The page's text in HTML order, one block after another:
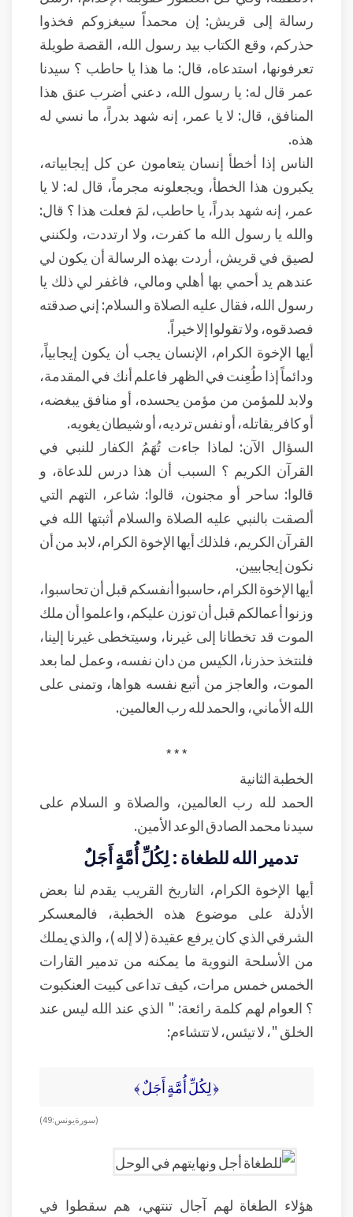
رسالة إلى قريش: إن محمداً سيغزوكم فخذوا
حذركم، وقع الكتاب بيد رسول الله، القصة طويلة
تعرفونها، استدعاه، قال: ما هذا يا حاطب ؟ سيدنا
عمر قال له: يا رسول الله، دعني أضرب عنق هذا
المنافق، قال: لا يا عمر، إنه شهد بدراً، ما نسي له
هذه.
الناس إذا أخطأ إنسان يتعامون عن كل إيجابياته،
يكبرون هذا الخطأ، ويجعلونه مجرماً، قال له: لا يا
عمر، إنه شهد بدراً، يا حاطب، لمَ فعلت هذا ؟ قال:
والله يا رسول الله ما كفرت، ولا ارتددت، ولكنني
لصيق في قريش، أردت بهذه الرسالة أن يكون لي
عندهم يد أحمي بها أهلي ومالي، فاغفر لي ذلك يا
رسول الله، فقال عليه الصلاة و السلام: إني صدقته
فصدقوه، ولا تقولوا إلا خيراً.
أيها الإخوة الكرام، الإنسان يجب أن يكون إيجابياً،
ودائماً إذا طُعِنت في الظهر فاعلم أنك في المقدمة،
ولابد للمؤمن من مؤمن يحسده، أو منافق يبغضه،
أو كافر يقاتله، أو نفس ترديه، أو شيطان يغويه.
السؤال الآن: لماذا جاءت تُهَمُ الكفار للنبي في
القرآن الكريم ؟ السبب أن هذا درس للدعاة، و
قالوا: ساحر أو مجنون، قالوا: شاعر، التهم التي
ألصقت بالنبي عليه الصلاة والسلام أثبتها الله في
القرآن الكريم، فلذلك أيها الإخوة الكرام، لابد من أن
نكون إيجابيين.
أيها الإخوة الكرام، حاسبوا أنفسكم قبل أن تحاسبوا،
وزنوا أعمالكم قبل أن توزن عليكم، واعلموا أن ملك
الموت قد تخطانا إلى غيرنا، وسيتخطى غيرنا إلينا،
فلنتخذ حذرنا، الكيس من دان نفسه، وعمل لما بعد
الموت، والعاجز من أتبع نفسه هواها، وتمنى على
الله الأماني، والحمد لله رب العالمين.
* * *
الخطبة الثانية
الحمد لله رب العالمين، والصلاة و السلام على
سيدنا محمد الصادق الوعد الأمين.
تدمير الله للطغاة : لِكُلِّ أُمَّةٍ أَجَلٌ
أيها الإخوة الكرام، التاريخ القريب يقدم لنا بعض
الأدلة على موضوع هذه الخطبة، فالمعسكر
الشرقي الذي كان يرفع عقيدة ( لا إله )، والذي يملك
من الأسلحة النووية ما يمكنه من تدمير القارات
الخمس خمس مرات، كيف تداعى كبيت العنكبوت
؟ العوام لهم كلمة رائعة: " الذي عند الله ليس عند
الخلق "، لا تيئس، لا تتشاءم:
﴿ لِكُلِّ أُمَّةٍ أَجَلٌ ﴾
( سورة يونس: 49)
هؤلاء الطغاة لهم آجال تنتهي، هم سقطوا في